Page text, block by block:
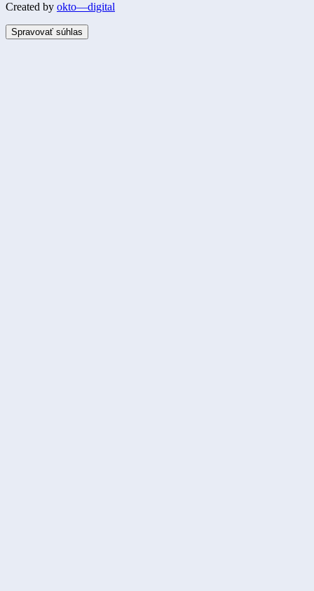
Created by okto—digital
Spravovať súhlas